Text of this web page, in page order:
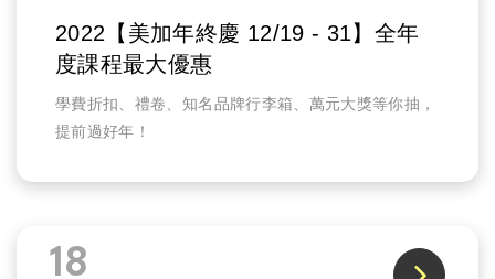
2022【美加年終慶 12/19 - 31】全年
度課程最大優惠
學費折扣、禮卷、知名品牌行李箱、萬元大獎等你抽，
提前過好年！
18